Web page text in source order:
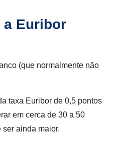
a Euribor
(que normalmente não
taxa Euribor de 0,5 pontos
em cerca de 30 a 50
ainda maior.